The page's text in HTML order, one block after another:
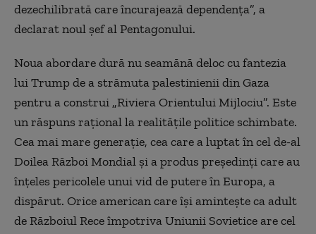
dezechilibrată care încurajează dependenţa”, a
declarat noul şef al Pentagonului.
Noua abordare dură nu seamănă deloc cu fantezia
lui Trump de a strămuta palestinienii din Gaza
pentru a construi „Riviera Orientului Mijlociu”. Este
un răspuns raţional la realităţile politice schimbate.
Cea mai mare generaţie, cea care a luptat în cel de-al
Doilea Război Mondial şi a produs preşedinţi care au
înţeles pericolele unui vid de putere în Europa, a
dispărut. Orice american care îşi aminteşte ca adult
de Războiul Rece împotriva Uniunii Sovietice are cel